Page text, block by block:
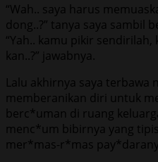
“Wah.. saya harus
dong..?” tanya saya sambil
“Yah.. kamu pikir
kan..?” jawabnya.
Lalu akhirnya saya terbawa
memberanikan diri untuk
berc*uman di ruang
menc*um bibirnya yang
mer*mas-r*mas